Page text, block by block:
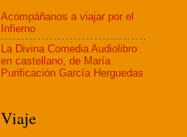
Acompáñanos a viajar por el
Infierno
La Divina Comedia Audiolibro
en castellano, de María
Purificación García Herguedas
Viaje